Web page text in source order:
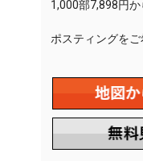
1,000部7,898円
ポスティングを